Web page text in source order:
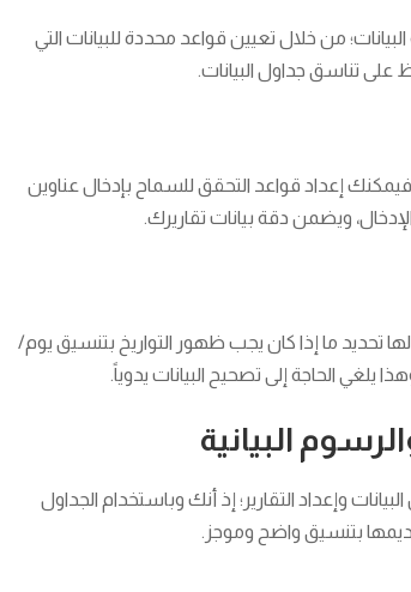
من خلال تعيين قواعد محددة للبيانات التي
على تناسق جداول البيانات.
إعداد قواعد التحقق للسماح بإدخال عناوين
ويضمن دقة بيانات تقاريرك.
تحديد ما إذا كان يجب ظهور التواريخ بتنسيق يوم/
الحاجة إلى تصحيح البيانات يدوياً.
البيانية
وإعداد التقارير؛ إذ أنك وباستخدام الجداول
بتنسيق واضح وموجز.